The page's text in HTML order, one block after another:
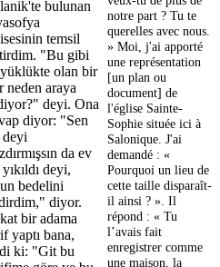
bulunan
temsil
"Bu gibi
olan bir
neden araya
deyi. Ona
diyor: "Sen
deyi
da ev
deyi,
bedelini
diyor.
bir adama
yaptı bana,
ki: "Git bu
notre part ? Tu te
querelles avec nous.
» Moi, j'ai apporté
une représentation
[un plan ou
document] de
l'église Sainte-
Sophie située ici à
Salonique. J'ai
demandé : «
Pourquoi un lieu de
cette taille disparaît-
il ainsi ? ». Il
répond : « Tu
l’avais fait
enregistrer comme
une maison, la